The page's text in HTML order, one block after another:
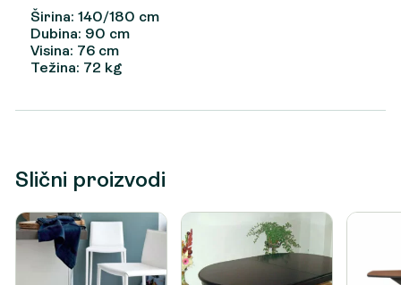
Širina: 140/180 cm
Dubina: 90 cm
Visina: 76 cm
Težina: 72 kg
Slični proizvodi